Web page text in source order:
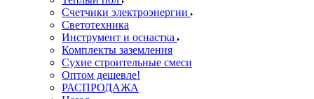
Счетчики электроэнергии
Светотехника
Инструмент и оснастка
Комплекты заземления
Сухие строительные смеси
Оптом дешевле!
РАСПРОДАЖА